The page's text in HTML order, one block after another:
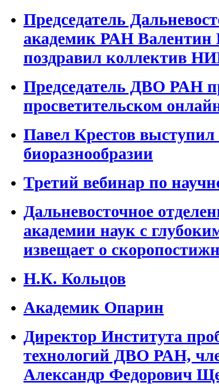
Председатель
академик РАН Валентин
поздравил коллектив
Председатель ДВО РАН
просветительском
Павел Крестов выступил
биоразнообразии
Третий вебинар по
Дальневосточное
академии наук с
извещает о
Н.К. Кольцов
Академик Опарин
Директор Института
технологий ДВО РАН,
Александр Федорович